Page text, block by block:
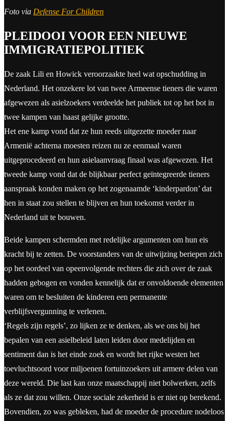
Foto via Defense For Children
PLEIDOOI VOOR EEN NIEUWE
IMMIGRATIEPOLITIEK
De zaak Lili en Howick veroorzaakte heel wat opschudding in
Nederland. Het onzekere lot van twee Armeense tieners die waren
afgewezen als asielzoekers verdeelde het publiek tot op het bot in
twee kampen van haast gelijke grootte.
Het ene kamp vond dat ze hun reeds uitgezette moeder naar
Armenië achterna moesten reizen nu ze eenmaal waren
uitgeprocedeerd en hun asielaanvraag finaal was afgewezen. Het
tweede kamp vond dat de blijkbaar perfect geïntegreerde tieners
aanspraak konden maken op het zogenaamde ‘kinderpardon’ dat
hen in staat zou stellen te blijven en hun toekomst verder in
Nederland uit te bouwen.
Beide kampen schermden met redelijke argumenten om hun eis
kracht bij te zetten. De voorstanders van de uitwijzing beriepen zich
op het oordeel van opeenvolgende rechters die zich over de zaak
hadden gebogen en vonden kennelijk dat er onvoldoende elementen
waren om te besluiten de kinderen een permanente
verblijfsvergunning te verlenen.
‘Regels zijn regels’, zo lijken ze te denken, als we ons bij het
bepalen van een asielbeleid laten leiden door medelijden en
sentiment dan is het einde zoek en wordt het rijke westen het
toevluchtsoord voor miljoenen fortuinzoekers uit armere delen van
deze wereld. Die last kan onze maatschappij niet bolwerken, zelfs
als ze dat zou willen. Onze sociale zekerheid is er niet op berekend.
Bovendien, zo was gebleken, had de moeder de procedure nodeloos